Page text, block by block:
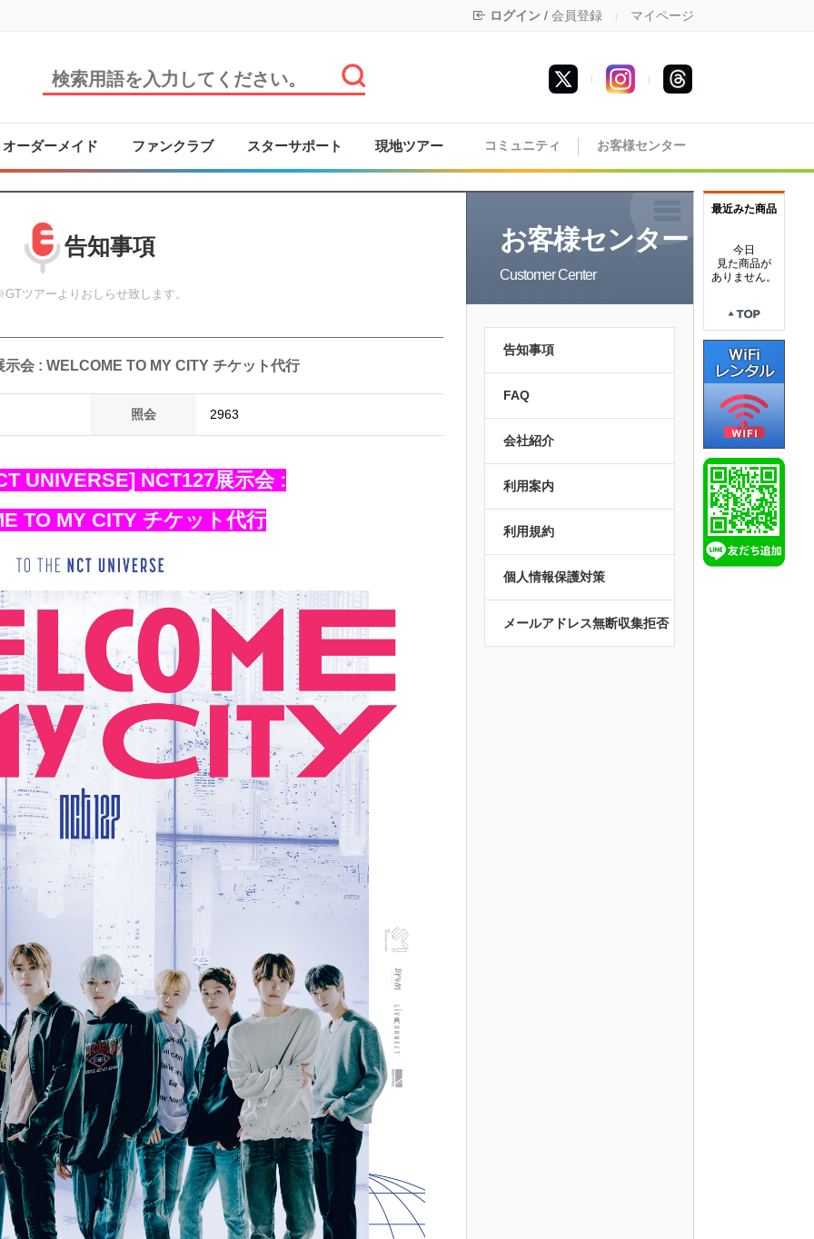
最近みた商品
今日
見た商品が
ありません。
ログイン / 会員登録 | マイページ
|
|
オーダーメイド ファンクラブ スターサポート 現地ツアー コミュニティ お客様センター
告知事項
ツアーよりおしらせ致します。
会 : WELCOME TO MY CITY チケット代行
照会 2963
UNIVERSE] NCT127展示会 :
TO MY CITY チケット代行
お客様センター
Customer Center
告知事項
FAQ
会社紹介
利用案内
利用規約
個人情報保護対策
メールアドレス無断収集拒否